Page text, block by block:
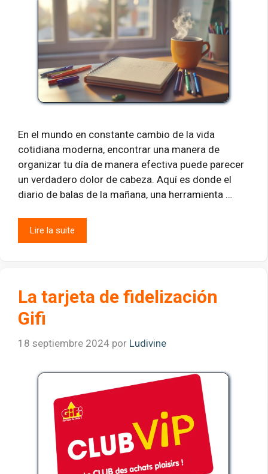
En el mundo en constante cambio de la vida
cotidiana moderna, encontrar una manera de
organizar tu día de manera efectiva puede parecer
un verdadero dolor de cabeza. Aquí es donde el
diario de balas de la mañana, una herramienta …
Lire la suite
La tarjeta de fidelización
Gifi
18 septiembre 2024 por Ludivine